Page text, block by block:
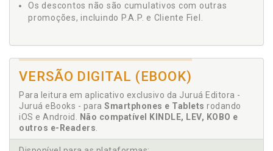
Os descontos não são cumulativos com outras
promoções, incluindo P.A.P. e Cliente Fiel.
VERSÃO DIGITAL (EBOOK)
Para leitura em aplicativo exclusivo da Juruá Editora -
Juruá eBooks - para Smartphones e Tablets rodando
iOS e Android.
Não compatível KINDLE, LEV, KOBO e
outros e-Readers